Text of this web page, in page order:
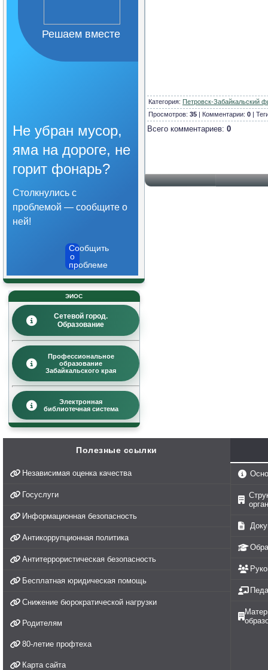
образовательной
организации
Образовательные
стандарты и требования
Решаем вместе
Не убран мусор,
яма на дороге, не
горит фонарь?
Столкнулись с
проблемой — сообщите о
ней!
Сообщить
о
проблеме
ЭИОС
Сетевой город.
Образование
Профессиональное
образование
Забайкальского края
Электронная
библиотечная система
Категория: Петровск-Забайкальский
Просмотров: 35 | Комментарии: 0 |
Всего комментариев: 0
Полезные ссылки
Независимая оценка качества
Госуслуги
Информационная безопасность
Антикоррупционная политика
Антитеррористическая безопасность
Бесплатная юридическая помощь
Снижение бюрократической нагрузки
Родителям
80-летие профтеха
Карта сайта